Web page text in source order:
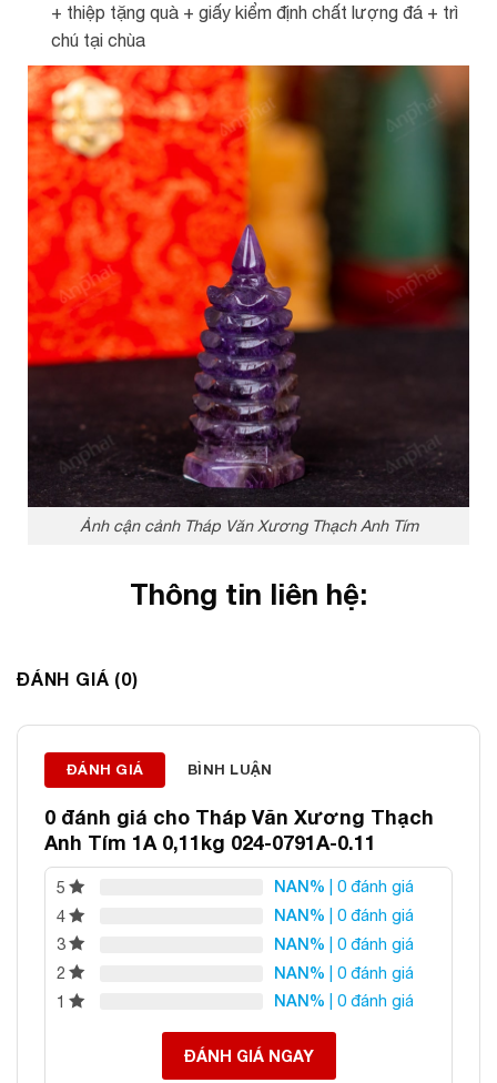
+ thiệp tặng quà + giấy kiểm định chất lượng đá + trì
chú tại chùa
Ảnh cận cảnh Tháp Văn Xương Thạch Anh Tím
Thông tin liên hệ:
Email:daphongthuyanphat@gmail.com
ĐÁNH GIÁ (0)
ĐÁNH GIÁ BÌNH LUẬN
0 đánh giá cho Tháp Văn Xương Thạch
Anh Tím 1A 0,11kg 024-0791A-0.11
5 NAN% | 0 đánh giá
4
NAN% | 0 đánh giá
3
NAN% | 0 đánh giá
2
NAN% | 0 đánh giá
1
NAN% | 0 đánh giá
ĐÁNH GIÁ NGAY